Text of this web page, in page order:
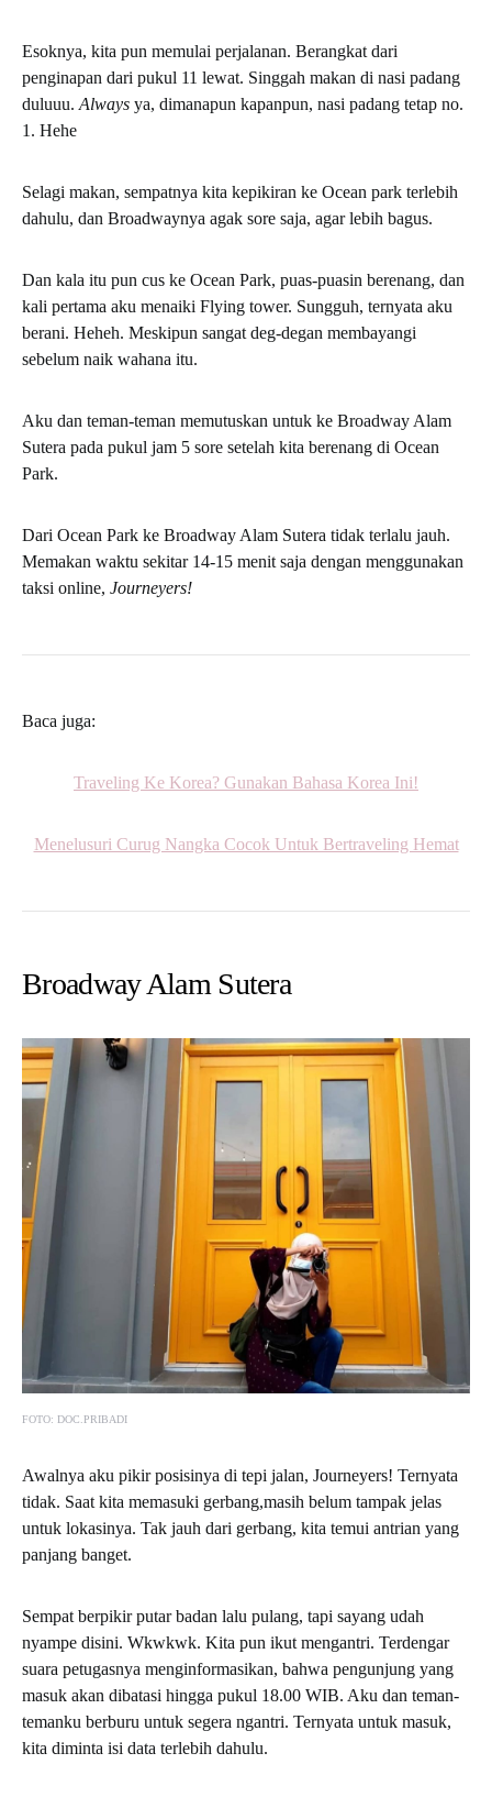
Esoknya, kita pun memulai perjalanan. Berangkat dari
penginapan dari pukul 11 lewat. Singgah makan di nasi padang
duluuu. Always ya, dimanapun kapanpun, nasi padang tetap no.
1. Hehe
Selagi makan, sempatnya kita kepikiran ke Ocean park terlebih
dahulu, dan Broadwaynya agak sore saja, agar lebih bagus.
Dan kala itu pun cus ke Ocean Park, puas-puasin berenang, dan
kali pertama aku menaiki Flying tower. Sungguh, ternyata aku
berani. Heheh. Meskipun sangat deg-degan membayangi
sebelum naik wahana itu.
Aku dan teman-teman memutuskan untuk ke Broadway Alam
Sutera pada pukul jam 5 sore setelah kita berenang di Ocean
Park.
Dari Ocean Park ke Broadway Alam Sutera tidak terlalu jauh.
Memakan waktu sekitar 14-15 menit saja dengan menggunakan
taksi online, Journeyers!
Baca juga:
Traveling Ke Korea? Gunakan Bahasa Korea Ini!
Menelusuri Curug Nangka Cocok Untuk Bertraveling Hemat
Broadway Alam Sutera
FOTO: DOC.PRIBADI
Awalnya aku pikir posisinya di tepi jalan, Journeyers! Ternyata
tidak. Saat kita memasuki gerbang,masih belum tampak jelas
untuk lokasinya. Tak jauh dari gerbang, kita temui antrian yang
panjang banget.
Sempat berpikir putar badan lalu pulang, tapi sayang udah
nyampe disini. Wkwkwk. Kita pun ikut mengantri. Terdengar
suara petugasnya menginformasikan, bahwa pengunjung yang
masuk akan dibatasi hingga pukul 18.00 WIB. Aku dan teman-
temanku berburu untuk segera ngantri. Ternyata untuk masuk,
kita diminta isi data terlebih dahulu.